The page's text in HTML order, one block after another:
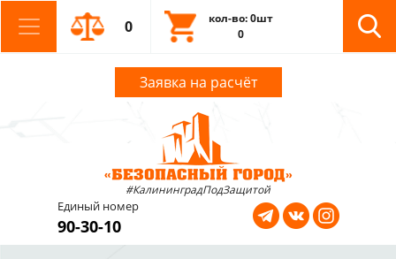
0
кол-во: 0шт
0
Заявка на расчёт
#КалининградПодЗащитой
Единый номер
90-30-10